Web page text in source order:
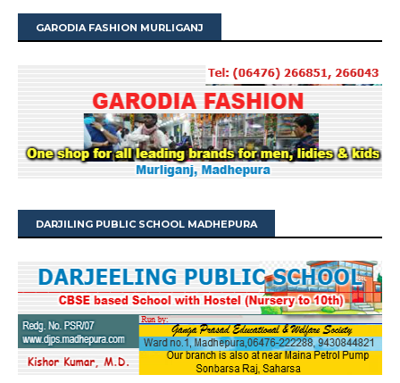
GARODIA FASHION MURLIGANJ
DARJILING PUBLIC SCHOOL MADHEPURA